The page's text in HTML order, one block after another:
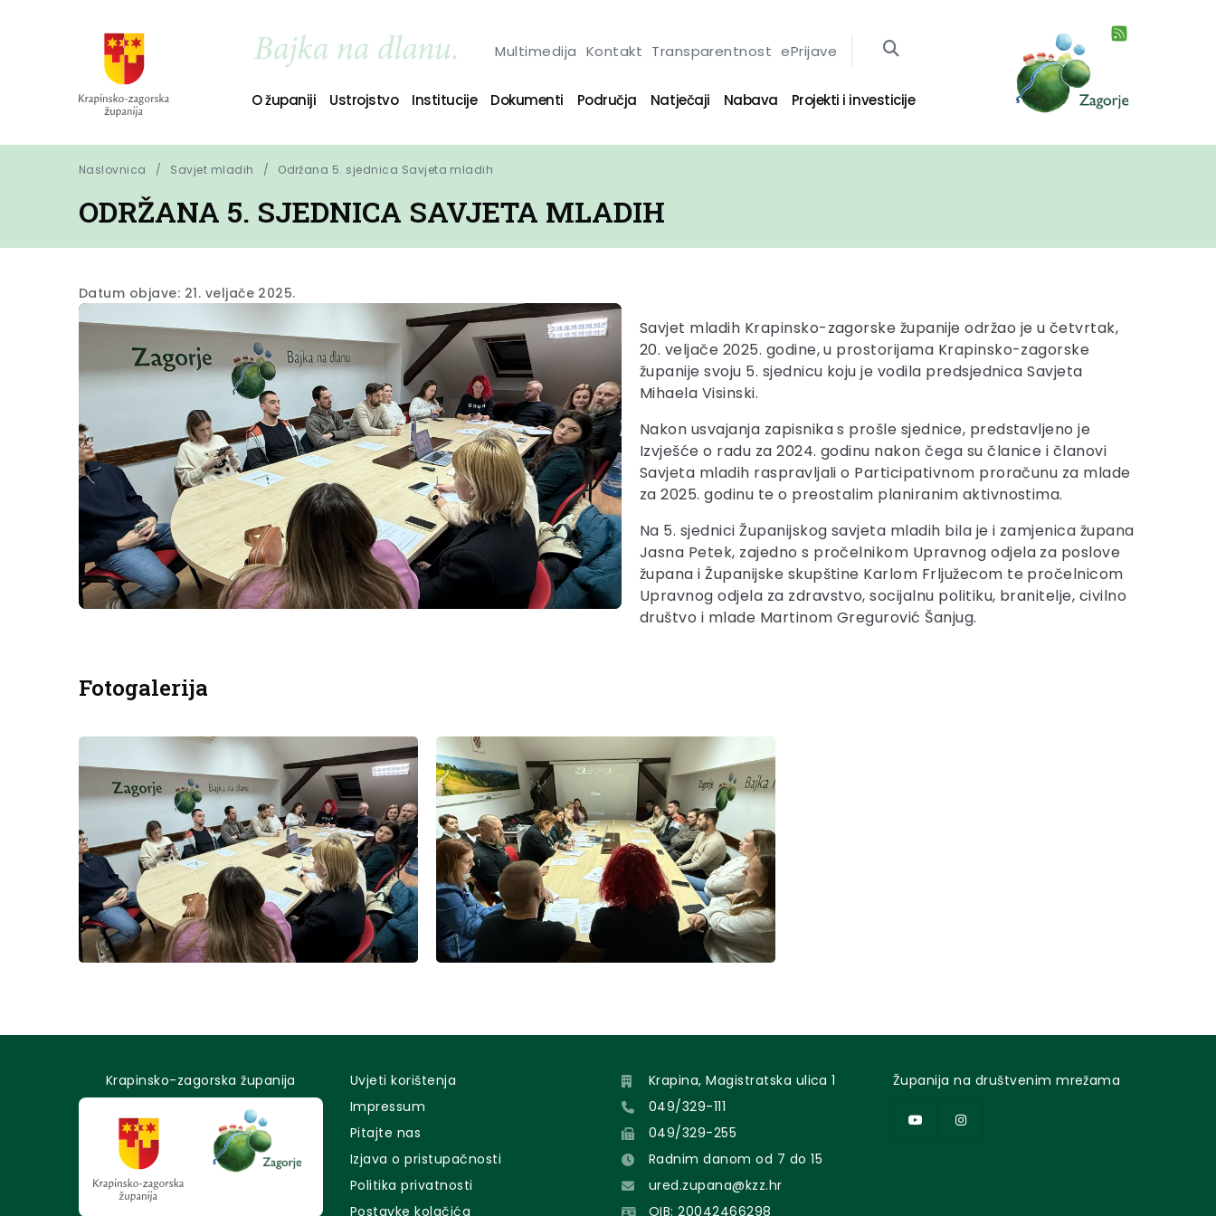
Multimedija Kontakt Transparentnost ePrijave
O županiji Ustrojstvo Institucije Dokumenti Područja Natječaji Nabava Projekti i investicije
Naslovnica Savjet mladih Održana 5. sjednica Savjeta mladih
ODRŽANA 5. SJEDNICA SAVJETA MLADIH
Datum objave: 21. veljače 2025.
Savjet mladih Krapinsko-zagorske županije održao je u četvrtak,
20. veljače 2025. godine, u prostorijama Krapinsko-zagorske
županije svoju 5. sjednicu koju je vodila predsjednica Savjeta
Mihaela Visinski.
Nakon usvajanja zapisnika s prošle sjednice, predstavljeno je
Izvješće o radu za 2024. godinu nakon čega su članice i članovi
Savjeta mladih raspravljali o Participativnom proračunu za mlade
za 2025. godinu te o preostalim planiranim aktivnostima.
Na 5. sjednici Županijskog savjeta mladih bila je i zamjenica župana
Jasna Petek, zajedno s pročelnikom Upravnog odjela za poslove
župana i Županijske skupštine Karlom Frljužecom te pročelnicom
Upravnog odjela za zdravstvo, socijalnu politiku, branitelje, civilno
društvo i mlade Martinom Gregurović Šanjug.
Fotogalerija
Krapinsko-zagorska županija
Uvjeti korištenja
Impressum
Pitajte nas
Izjava o pristupačnosti
Politika privatnosti
Postavke kolačića
Krapina, Magistratska ulica 1
049/329-111
049/329-255
Radnim danom od 7 do 15
ured.zupana@kzz.hr
OIB: 20042466298
Županija na društvenim mrežama